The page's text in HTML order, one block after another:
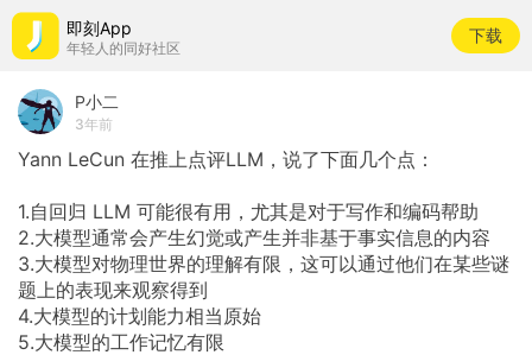
即刻App
年轻人的同好社区
下载
P小二
3年前
Yann LeCun 在推上点评LLM，说了下面几个点：
1.自回归 LLM 可能很有用，尤其是对于写作和编码帮助
2.大模型通常会产生幻觉或产生并非基于事实信息的内容
3.大模型对物理世界的理解有限，这可以通过他们在某些谜
题上的表现来观察得到
4.大模型的计划能力相当原始
5.大模型的工作记忆有限